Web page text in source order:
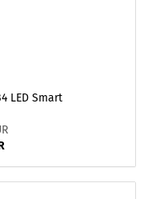
LED Smart